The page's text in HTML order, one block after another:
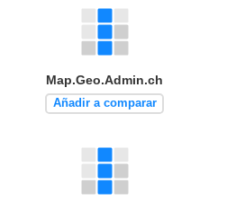
Map.Geo.Admin.ch
Añadir a comparar